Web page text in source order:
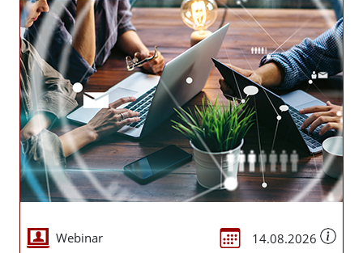
Webinar 14.08.2026